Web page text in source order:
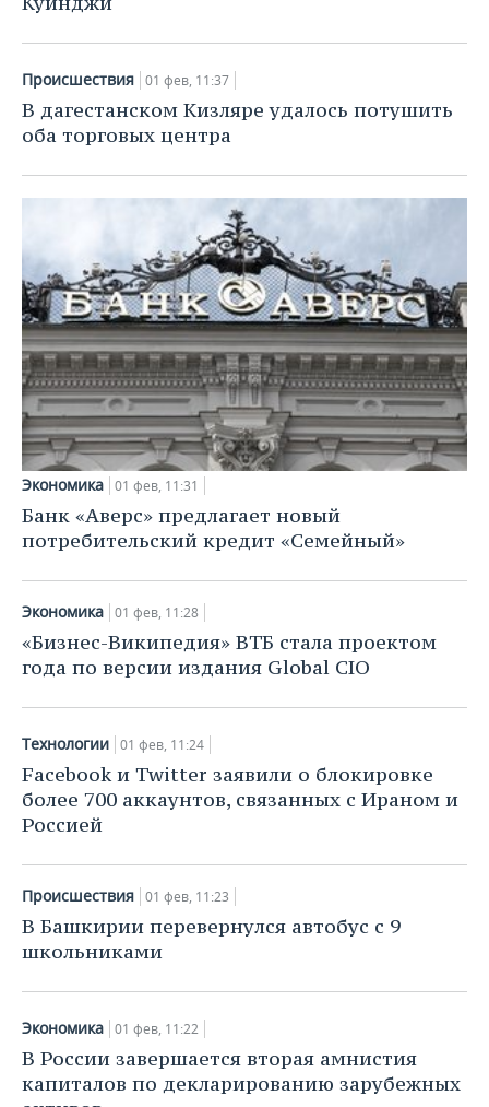
ФИГУРНОЕ КАТАНИЕ
ВОДНЫЕ ВИДЫ СПОРТА
ХОККЕЙ С МЯЧОМ
МЕДИЦИНА
ОБРАЗОВАНИЕ
ПРОИСШЕСТВИЯ
Происшествия 01 фев, 11:37
В дагестанском Кизляре удалось потушить
оба торговых центра
Экономика 01 фев, 11:31
Банк «Аверс» предлагает новый
потребительский кредит «Семейный»
Экономика 01 фев, 11:28
«Бизнес-Википедия» ВТБ стала проектом
года по версии издания Global CIO
Технологии 01 фев, 11:24
Facebook и Twitter заявили о блокировке
более 700 аккаунтов, связанных с Ираном и
Россией
Происшествия 01 фев, 11:23
В Башкирии перевернулся автобус с 9
школьниками
Экономика 01 фев, 11:22
В России завершается вторая амнистия
капиталов по декларированию зарубежных